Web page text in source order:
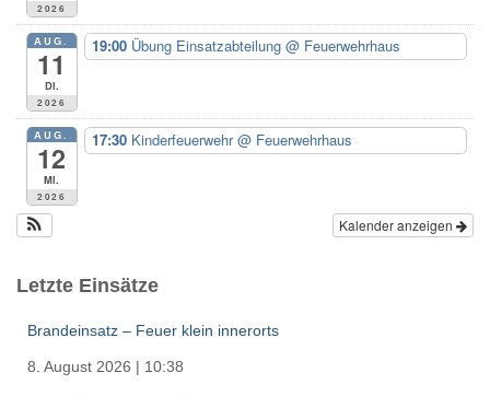
:
2026
AUG.
11
Di.
2026
19:00 Übung Einsatzabteilung @ Feuerwehrhaus
AUG.
12
Mi.
2026
17:30 Kinderfeuerwehr@ Feuerwehrhaus
Kalender anzeigen
Letzte Einsätze
Brandeinsatz – Feuer klein innerorts
8. August 2026 | 10:38